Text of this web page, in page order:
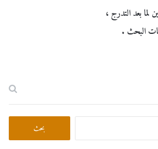
لما بعد التدرج ،
البحث .
البحث